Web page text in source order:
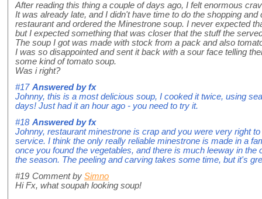
After reading this thing a couple of days ago, I felt enormous
It was already late, and I didn't have time to do the shopping
restaurant and ordered the Minestrone soup. I never expected
but I expected something that was closer that the stuff the
The soup I got was made with stock from a pack and also
I was so disappointed and sent it back with a sour face telling
some kind of tomato soup.
Was i right?
#17 Answered byfx
Johnny, this is a most delicious soup, I cooked it twice, using
days! Just had it an hour ago - you need to try it.
#18 Answered byfx
Johnny, restaurant minestrone is crap and you were very right
service. I think the only really reliable minestrone is made in a
once you found the vegetables, and there is much leeway in the
the season. The peeling and carving takes some time, but it's
#19 Comment by Simno
Hi Fx, what soupah looking soup!